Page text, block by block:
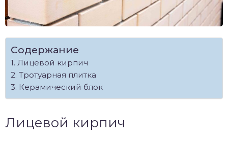
Содержание
Лицевой кирпич
Тротуарная плитка
Керамический блок
Лицевой кирпич